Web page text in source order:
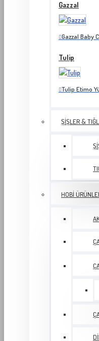
Gazzal
Gazzal Baby
Tulip
Tulip Etimo
ŞIŞLER &
HOBI